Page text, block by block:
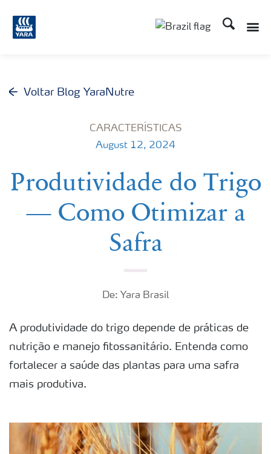
Busca
Voltar Blog YaraNutre
CARACTERÍSTICAS
August 12, 2024
Produtividade do Trigo
— Como Otimizar a
Safra
De: Yara Brasil
A produtividade do trigo depende de práticas de
nutrição e manejo fitossanitário. Entenda como
fortalecer a saúde das plantas para uma safra
mais produtiva.